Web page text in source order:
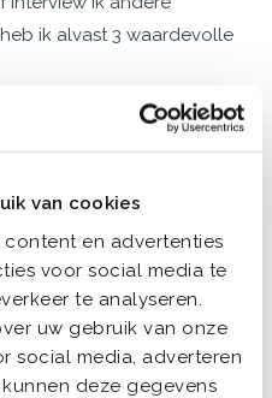
van cookies
en advertenties
voor social media te
te analyseren.
uw gebruik van onze
social media, adverteren
deze gegevens
ik alvast 3 waardevolle
mag zeggen, ook niet
zetten en 2
zetten. Meer
die beginnen met een